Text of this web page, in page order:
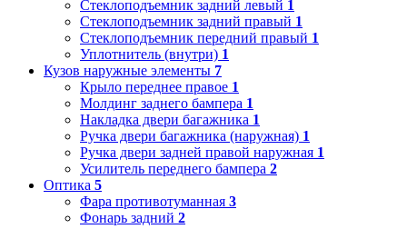
Стеклоподъемник задний левый 1
Стеклоподъемник задний правый 1
Стеклоподъемник передний правый 1
Уплотнитель (внутри) 1
Кузов наружные элементы 7
Крыло переднее правое 1
Молдинг заднего бампера 1
Накладка двери багажника 1
Ручка двери багажника (наружная) 1
Ручка двери задней правой наружная 1
Усилитель переднего бампера 2
Оптика 5
Фара противотуманная 3
Фонарь задний 2